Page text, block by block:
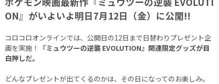
ON』がいよいよ明日7月12日（金）に公開!!
コロコロオンラインでは、公開日の12日まで日替わりプレゼント企
画を実施！
『ミュウツーの逆襲 EVOLUTION』関連限定グッズが目
白押しだ。
どんなプレゼントが出てくるのかは、その日になってのお楽しみ。